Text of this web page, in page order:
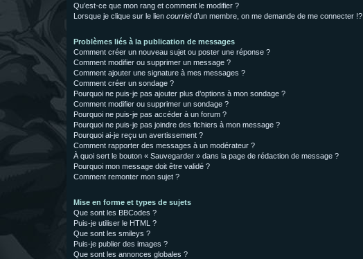
Qu’est-ce que mon rang et comment le modifier ?
Lorsque je clique sur le lien courrield’un membre, on me demande de me connecter !?
Problèmes liés à la publication de messages
Comment créer un nouveau sujet ou poster une réponse ?
Comment modifier ou supprimer un message ?
Comment ajouter une signature à mes messages ?
Comment créer un sondage ?
Pourquoi ne puis-je pas ajouter plus d’options à mon sondage ?
Comment modifier ou supprimer un sondage ?
Pourquoi ne puis-je pas accéder à un forum ?
Pourquoi ne puis-je pas joindre des fichiers à mon message ?
Pourquoi ai-je reçu un avertissement ?
Comment rapporter des messages à un modérateur ?
À quoi sert le bouton « Sauvegarder » dans la page de rédaction de message ?
Pourquoi mon message doit être validé ?
Comment remonter mon sujet ?
Mise en forme et types de sujets
Que sont les BBCodes ?
Puis-je utiliser le HTML ?
Que sont les smileys ?
Puis-je publier des images ?
Que sont les annonces globales ?